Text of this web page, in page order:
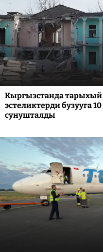
Кыргызстанда
эстеликтерди бузууга
сунушталды